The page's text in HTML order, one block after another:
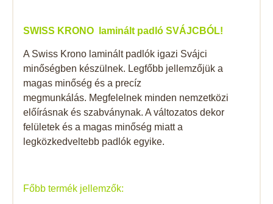
SWISS KRONO laminált padló SVÁJCBÓL!
A Swiss Krono laminált padlók igazi Svájci
minőségben készülnek. Legfőbb jellemzőjük a
magas minőség és a precíz
megmunkálás. Megfelelnek minden nemzetközi
előírásnak és szabványnak. A változatos dekor
felületek és a magas minőség miatt a
legközkedveltebb padlók egyike.
Főbb termék jellemzők: